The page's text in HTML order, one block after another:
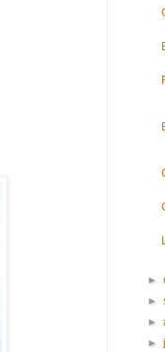
►
►
►
►